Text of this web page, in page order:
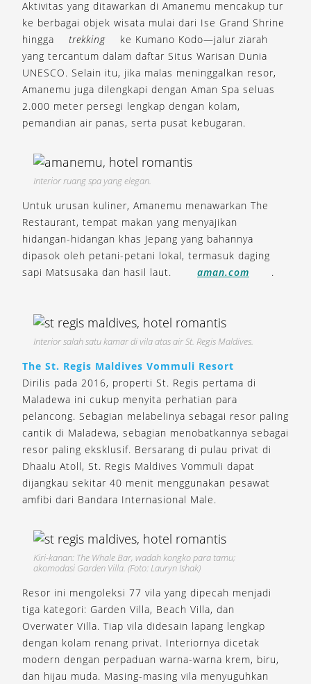
Aktivitas yang ditawarkan di Amanemu mencakup tur
ke berbagai objek wisata mulai dari Ise Grand Shrine
hingga
trekking
ke Kumano Kodo—jalur ziarah
yang tercantum dalam daftar Situs Warisan Dunia
UNESCO. Selain itu, jika malas meninggalkan resor,
Amanemu juga dilengkapi dengan Aman Spa seluas
2.000 meter persegi lengkap dengan kolam,
pemandian air panas, serta pusat kebugaran.
Interior ruang spa yang elegan.
Untuk urusan kuliner, Amanemu menawarkan The
Restaurant, tempat makan yang menyajikan
hidangan-hidangan khas Jepang yang bahannya
dipasok oleh petani-petani lokal, termasuk daging
sapi Matsusaka dan hasil laut.
aman.com .
Interior salah satu kamar di vila atas air St. Regis Maldives.
The St. Regis Maldives Vommuli Resort
Dirilis pada 2016, properti St. Regis pertama di
Maladewa ini cukup menyita perhatian para
pelancong. Sebagian melabelinya sebagai resor paling
cantik di Maladewa, sebagian menobatkannya sebagai
resor paling eksklusif. Bersarang di pulau privat di
Dhaalu Atoll, St. Regis Maldives Vommuli dapat
dijangkau sekitar 40 menit menggunakan pesawat
amfibi dari Bandara Internasional Male.
Kiri-kanan: The Whale Bar, wadah kongko para tamu;
akomodasi Garden Villa. (Foto: Lauryn Ishak)
Resor ini mengoleksi 77 vila yang dipecah menjadi
tiga kategori: Garden Villa, Beach Villa, dan
Overwater Villa. Tiap vila didesain lapang lengkap
dengan kolam renang privat. Interiornya dicetak
modern dengan perpaduan warna-warna krem, biru,
dan hijau muda. Masing-masing vila menyuguhkan